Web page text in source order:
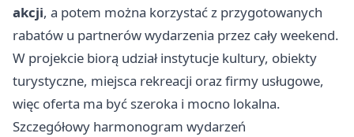
akcji, a potem można korzystać z przygotowanych
rabatów u partnerów wydarzenia przez cały weekend.
W projekcie biorą udział instytucje kultury, obiekty
turystyczne, miejsca rekreacji oraz firmy usługowe,
więc oferta ma być szeroka i mocno lokalna.
Szczegółowy harmonogram wydarzeń